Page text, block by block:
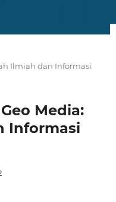
Ilmiah dan Informasi
Media:
Informasi